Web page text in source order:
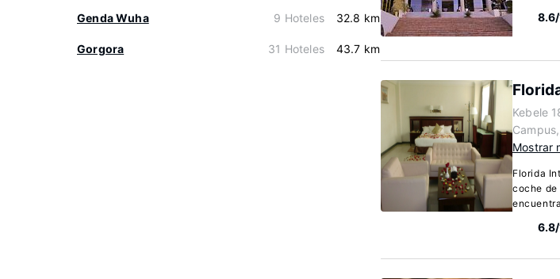
Genda Wuha 9 Hoteles 32.8 km
Gorgora 31 Hoteles 43.7 km
Kebele
Mostrar
Florida
coche de